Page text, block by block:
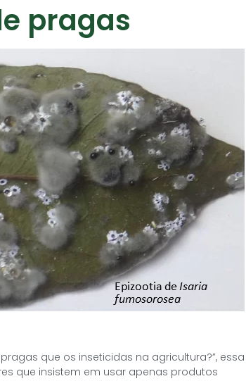
pragas
que os inseticidas na agricultura?”, essa
que insistem em usar apenas produtos